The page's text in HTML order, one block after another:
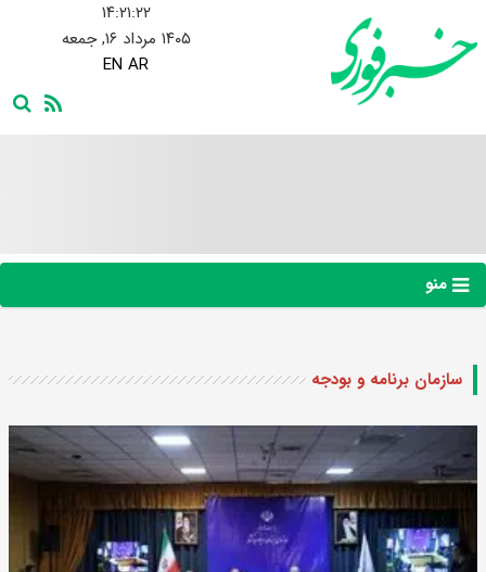
۱۴:۲۱:۲۳
۱۴۰۵ مرداد ۱۶, جمعه
EN AR
منو
سازمان برنامه و بودجه